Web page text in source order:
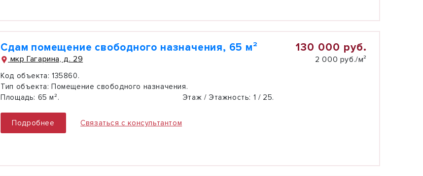
Сдам помещение свободного назначения, 65 м²
мкр Гагарина, д. 29
130 000 руб.
2 000 руб./м²
Код объекта: 135860.
Тип объекта: Помещение свободного назначения.
Площадь: 65 м². Этаж / Этажность: 1 / 25.
Подробнее Связаться с консультантом